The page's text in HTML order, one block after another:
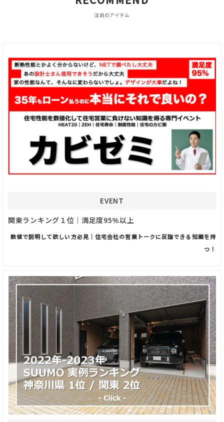
注目のアイテム
EVENT
関東ランキング１位｜満足度95%以上
数値で説明して欲しい方必見｜住宅会社の営業トークに反論できる知識を持
つ！